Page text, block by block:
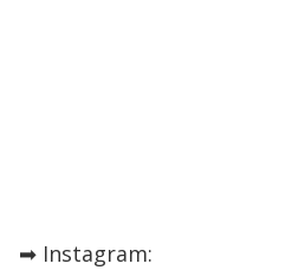
➡ Instagram: